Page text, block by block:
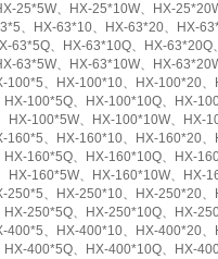
25*5W、HX-25*10W、HX-
、HX-63*10、HX-63*20、HX-
63*5Q、HX-63*10Q、HX-
63*5W、HX-63*10W、HX-
100*5、HX-100*10、HX-100*20
HX-100*5Q、HX-100*10Q、HX-
HX-100*5W、HX-100*10W、HX-
160*5、HX-160*10、HX-160*20
HX-160*5Q、HX-160*10Q、HX-
HX-160*5W、HX-160*10W、HX-
250*5、HX-250*10、HX-250*20
HX-250*5Q、HX-250*10Q、HX-
400*5、HX-400*10、HX-400*20
HX-400*5Q、HX-400*10Q、HX-